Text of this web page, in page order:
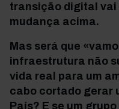
transição digital vai
mudança acima.
Mas será que
infraestrutura não
vida real para um
cabo cortado gerar
País? E se um grupo